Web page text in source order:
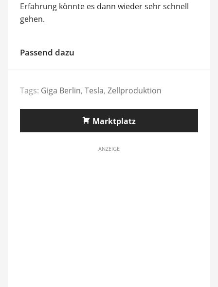
Erfahrung könnte es dann wieder sehr schnell
gehen.
Passend dazu
Tags: Giga Berlin, Tesla, Zellproduktion
Marktplatz
ANZEIGE